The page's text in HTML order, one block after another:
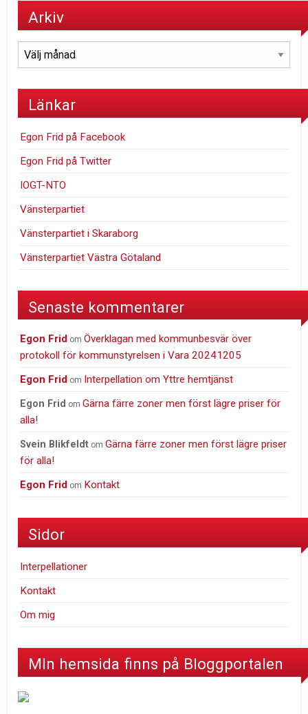
Arkiv
Arkiv
Länkar
Egon Frid på Facebook
Egon Frid på Twitter
IOGT-NTO
Vänsterpartiet
Vänsterpartiet i Skaraborg
Vänsterpartiet Västra Götaland
Senaste kommentarer
Egon Frid omÖverklagan med kommunbesvär över
protokoll för kommunstyrelsen i Vara 20241205
Egon Frid om Interpellation om Yttre hemtjänst
Egon Frid omGärna färre zoner men först lägre priser för
alla!
Svein Blikfeldt omGärna färre zoner men först lägre priser
för alla!
Egon Frid om Kontakt
Sidor
Interpellationer
Kontakt
Om mig
MIn hemsida finns på Bloggportalen